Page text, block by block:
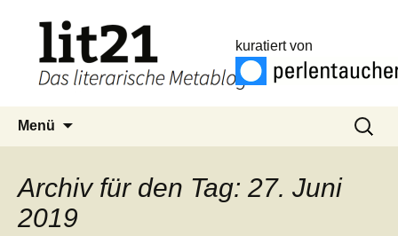
kuratiert von
Menü
Suchen
nach:
Archiv für den Tag: 27. Juni
2019